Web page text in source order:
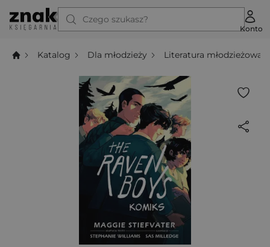
Czego szukasz?
Konto
Katalog Dla młodzieży Literatura młodzieżowa